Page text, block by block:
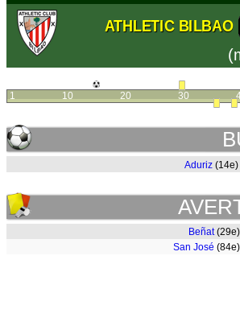
ATHLETIC BILBAO
1 10 20 30
Aduriz (14e)
Beñat
San José